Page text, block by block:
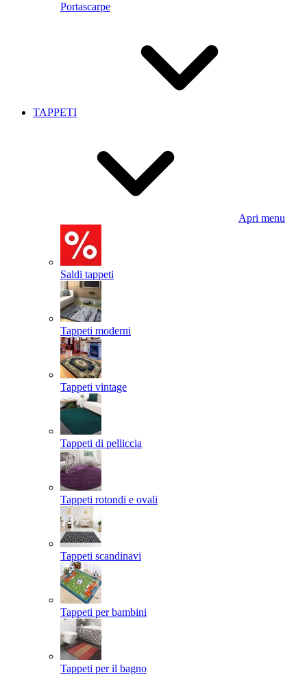
Portascarpe
TAPPETI
Apri menu
Saldi tappeti
Tappeti moderni
Tappeti vintage
Tappeti di pelliccia
Tappeti rotondi e ovali
Tappeti scandinavi
Tappeti per bambini
Tappeti per il bagno